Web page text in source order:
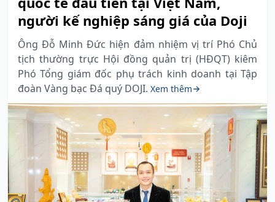
người kế nghiệp sáng giá của Doji
Ông Đỗ Minh Đức hiện đảm nhiệm vị trí Phó Chủ
tịch thường trực Hội đồng quản trị (HĐQT) kiêm
Phó Tổng giám đốc phụ trách kinh doanh tại Tập
đoàn Vàng bạc Đá quý DOJI. Xem thêm